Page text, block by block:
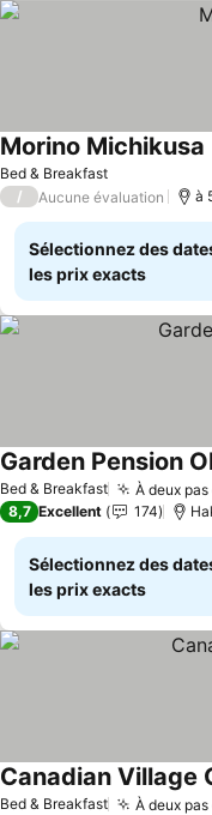
Bed & Breakfast
Morino Michikusa
/ Aucune évaluation à
Sélectionnez des
les prix exacts
Bed & Breakfast À deux
Garden Pension
8,7 Excellent 174
Sélectionnez des
les prix exacts
Bed & Breakfast À deux
Canadian Village